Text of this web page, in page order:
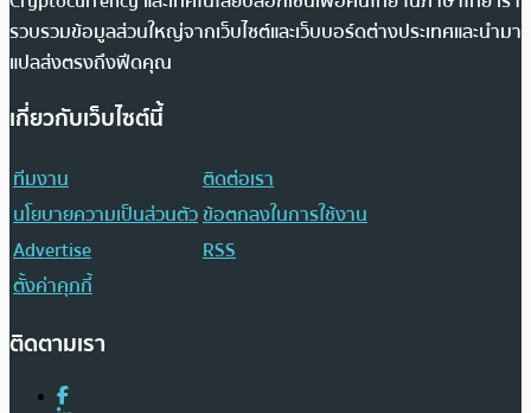
รวบรวมข้อมูลส่วนใหญ่จากเว็บไซต์และเว็บบอร์ดต่างประเทศและนำมา
แปลส่งตรงถึงฟีดคุณ
เกี่ยวกับเว็บไซต์นี้
ทีมงาน
ติดต่อเรา
นโยบายความเป็นส่วนตัวข้อตกลงในการใช้งาน
Advertise
RSS
ตั้งค่าคุกกี้
ติดตามเรา